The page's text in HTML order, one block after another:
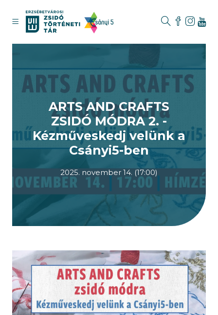
ARTS AND CRAFTS
ZSIDÓ MÓDRA 2. -
Kézműveskedj velünk a
Csányi5-ben
2025. november 14. (17:00)